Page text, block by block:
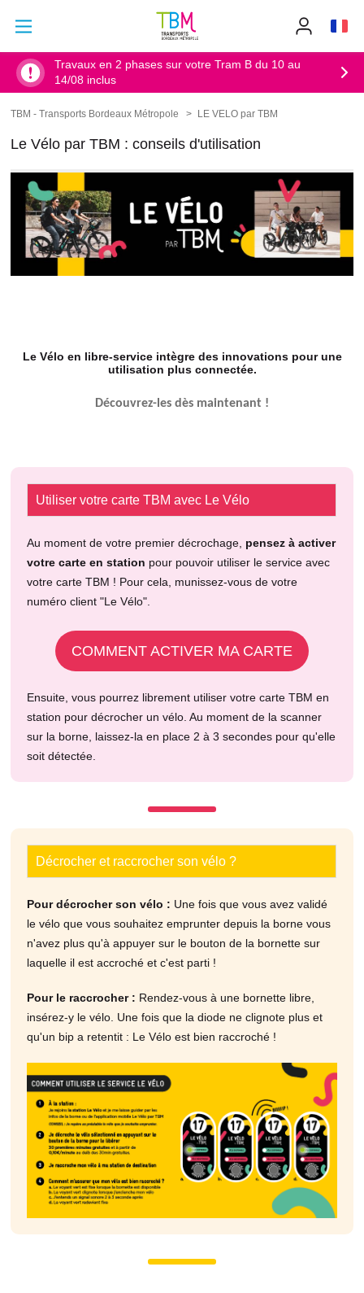
Accueil
Travaux en 2 phases sur votre Tram B du 10 au
14/08 inclus
Fil
TBM - Transports Bordeaux Métropole LE VELO par TBM
Le Vélo par TBM : conseils d'utilisation
Le Vélo en libre-service intègre des innovations pour une
utilisation plus connectée.
Découvrez-les dès maintenant !
Utiliser votre carte TBM avec Le Vélo
Au moment de votre premier décrochage, pensez à activer
votre carte en station pour pouvoir utiliser le service avec
votre carte TBM ! Pour cela, munissez-vous de votre
numéro client "Le Vélo".
COMMENT ACTIVER MA CARTE
Ensuite, vous pourrez librement utiliser votre carte TBM en
station pour décrocher un vélo. Au moment de la scanner
sur la borne, laissez-la en place 2 à 3 secondes pour qu'elle
soit détectée.
Décrocher et raccrocher son vélo ?
Pour décrocher son vélo : Une fois que vous avez validé
le vélo que vous souhaitez emprunter depuis la borne vous
n'avez plus qu'à appuyer sur le bouton de la bornette sur
laquelle il est accroché et c'est parti !
Pour le raccrocher : Rendez-vous à une bornette libre,
insérez-y le vélo. Une fois que la diode ne clignote plus et
qu'un bip a retentit : Le Vélo est bien raccroché !